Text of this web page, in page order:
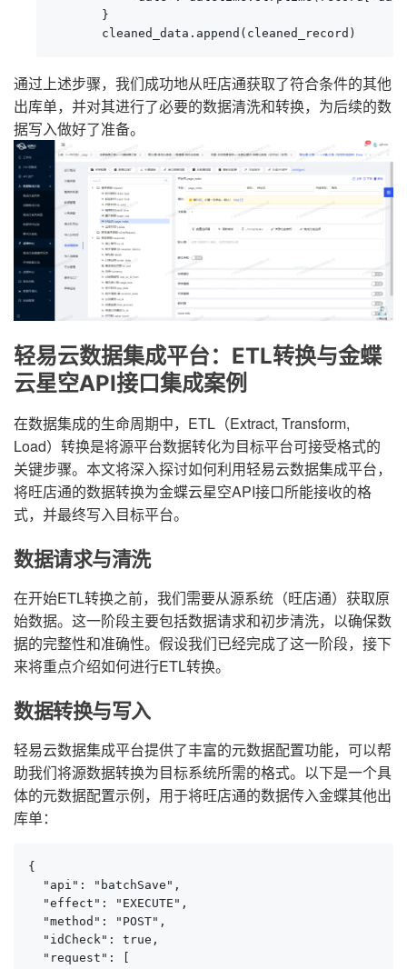
       }
       cleaned_data.append(cleaned_record)
通过上述步骤，我们成功地从旺店通获取了符合条件的其他
出库单，并对其进行了必要的数据清洗和转换，为后续的数
据写入做好了准备。
轻易云数据集成平台：ETL转换与金蝶
云星空API接口集成案例
在数据集成的生命周期中，ETL（Extract, Transform,
Load）转换是将源平台数据转化为目标平台可接受格式的
关键步骤。本文将深入探讨如何利用轻易云数据集成平台，
将旺店通的数据转换为金蝶云星空API接口所能接收的格
式，并最终写入目标平台。
数据请求与清洗
在开始ETL转换之前，我们需要从源系统（旺店通）获取原
始数据。这一阶段主要包括数据请求和初步清洗，以确保数
据的完整性和准确性。假设我们已经完成了这一阶段，接下
来将重点介绍如何进行ETL转换。
数据转换与写入
轻易云数据集成平台提供了丰富的元数据配置功能，可以帮
助我们将源数据转换为目标系统所需的格式。以下是一个具
体的元数据配置示例，用于将旺店通的数据传入金蝶其他出
库单：
{
  "api": "batchSave",
  "effect": "EXECUTE",
  "method": "POST",
  "idCheck": true,
  "request": [